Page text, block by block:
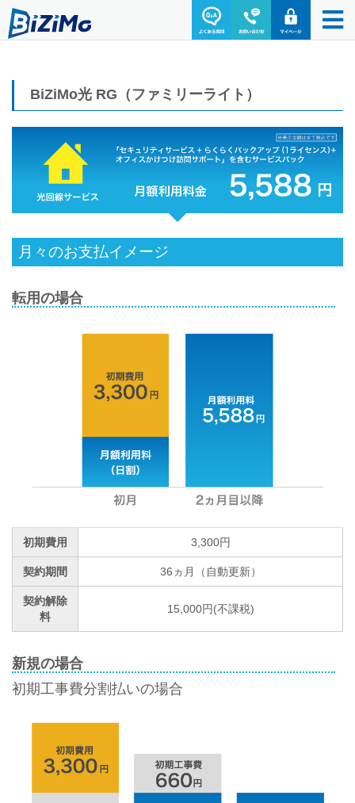
BiZiMo光 RG（ファミリーライト）
月々のお支払イメージ
転用の場合
初期費用 3,300円
契約期間 36ヵ月（自動更新）
契約解除
料
15,000円(不課税)
新規の場合
初期工事費分割払いの場合